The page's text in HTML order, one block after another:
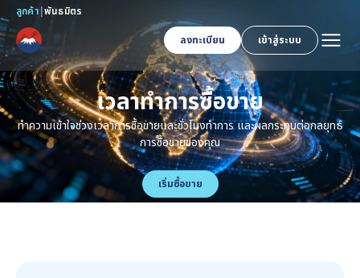
ลูกค้า|พันธมิตร
ลงทะเบียน
เข้าสู่ระบบ
เวลาทำการซื้อขาย
ทำความเข้าใจช่วงเวลาการซื้อขายและชั่วโมงทำการ และผลกระทบต่อกลยุทธ์
การซื้อขายของคุณ
เริ่มซื้อขาย